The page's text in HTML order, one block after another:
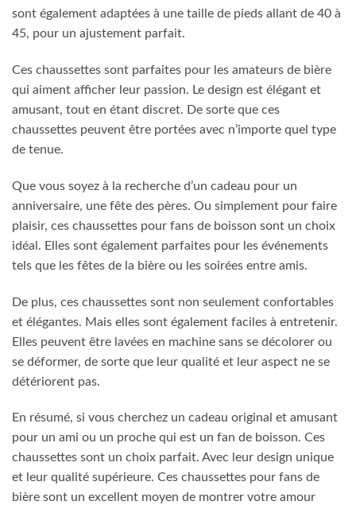
sont également adaptées à une taille de pieds allant de 40 à
45, pour un ajustement parfait.
Ces chaussettes sont parfaites pour les amateurs de bière
qui aiment afficher leur passion. Le design est élégant et
amusant, tout en étant discret. De sorte que ces
chaussettes peuvent être portées avec n’importe quel type
de tenue.
Que vous soyez à la recherche d’un cadeau pour un
anniversaire, une fête des pères. Ou simplement pour faire
plaisir, ces chaussettes pour fans de boisson sont un choix
idéal. Elles sont également parfaites pour les événements
tels que les fêtes de la bière ou les soirées entre amis.
De plus, ces chaussettes sont non seulement confortables
et élégantes. Mais elles sont également faciles à entretenir.
Elles peuvent être lavées en machine sans se décolorer ou
se déformer, de sorte que leur qualité et leur aspect ne se
détériorent pas.
En résumé, si vous cherchez un cadeau original et amusant
pour un ami ou un proche qui est un fan de boisson. Ces
chaussettes sont un choix parfait. Avec leur design unique
et leur qualité supérieure. Ces chaussettes pour fans de
bière sont un excellent moyen de montrer votre amour